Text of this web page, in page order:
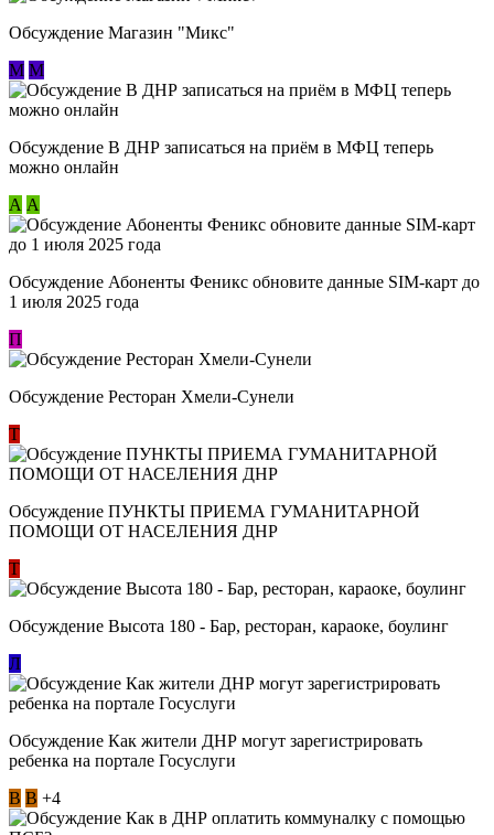
Обсуждение Магазин "Микс"
М М
Обсуждение В ДНР записаться на приём в МФЦ теперь
можно онлайн
А А
Обсуждение Абоненты Феникс обновите данные SIM-карт до
1 июля 2025 года
П
Обсуждение Ресторан Хмели-Сунели
Т
Обсуждение ​ПУНКТЫ ПРИЕМА ГУМАНИТАРНОЙ
ПОМОЩИ ОТ НАСЕЛЕНИЯ ДНР
Т
Обсуждение Высота 180 - Бар, ресторан, караоке, боулинг
Л
Обсуждение Как жители ДНР могут зарегистрировать
ребенка на портале Госуслуги
В В +4